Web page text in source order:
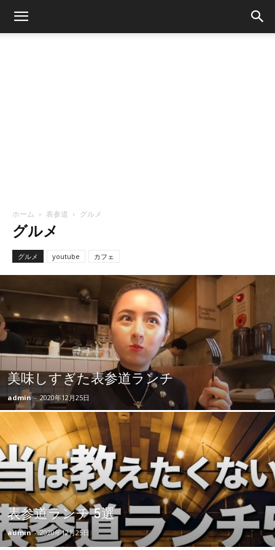
ホーム 表参道 グルメ
グルメ
グルメ youtube カフェ
美味しすぎた表参道ランチ
admin - 2020年12月25日
表参道ランチ 5選
admin - 2020年12月25日